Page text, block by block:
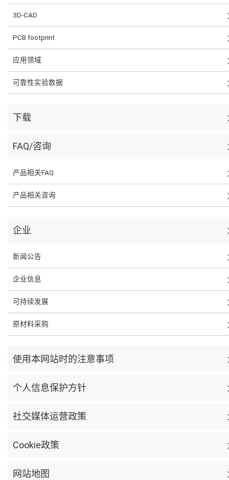
3D-CAD
PCB footprint
应用领域
可靠性实验数据
下载
FAQ/咨询
产品相关FAQ
产品相关咨询
企业
新闻公告
企业信息
可持续发展
原材料采购
使用本网站时的注意事项
个人信息保护方针
社交媒体运营政策
Cookie政策
网站地图